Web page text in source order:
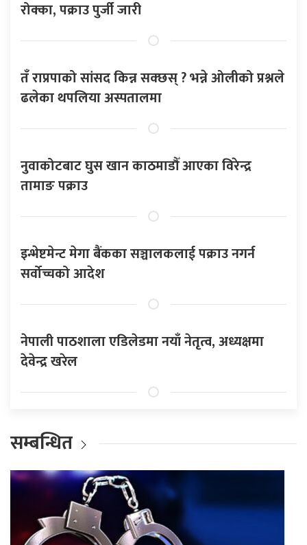
रोक्का, पक्राउ पुर्जी जारी
तँ राप्रपाको सांसद किन्न सक्छस् ? भन्ने ओलीको प्रश्नले
ढलेका थपलिया अस्पतालमा
नुवाकोटबाट घुस खान काठमाडौँ आएका विरेन्द्र
तामाङ पक्राउ
इन्भेष्टमेन्ट मेगा बैंकका सञ्चालकलाई पक्राउ नगर्न
सर्वोच्चको आदेश
नेपाली पाठशाला एडिलेडमा नयाँ नेतृत्व, अध्यक्षमा
देवेन्द्र खरेल
सम्बन्धित